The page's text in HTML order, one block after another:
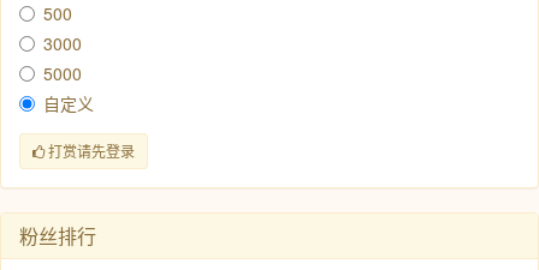
500
3000
5000
自定义
打赏请先登录
粉丝排行